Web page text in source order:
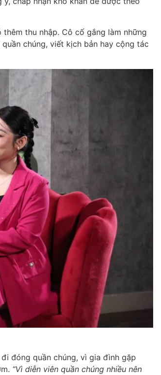
thu nhập. Cô cố gắng làm những
chúng, viết kịch bản hay cộng tác
đóng quần chúng, vì gia đình gặp
“Vì diễn viên quần chúng nhiều nên